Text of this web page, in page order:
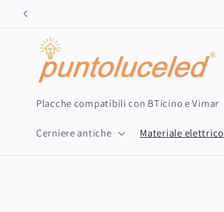
direttamente
Placche compatibili con BTicino e Vimar
Cerniere antiche Materiale elettrico